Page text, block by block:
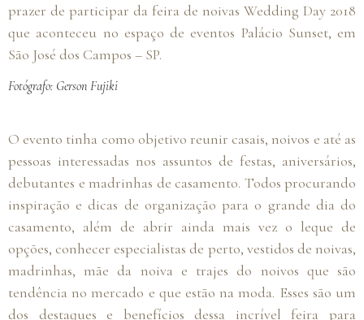
prazer de participar da feira de noivas Wedding Day 2018
que aconteceu no espaço de eventos Palácio Sunset, em
São José dos Campos – SP.
Fotógrafo: Gerson Fujiki
O evento tinha como objetivo reunir casais, noivos e até as
pessoas interessadas nos assuntos de festas, aniversários,
debutantes e madrinhas de casamento. Todos procurando
inspiração e dicas de organização para o grande dia do
casamento, além de abrir ainda mais vez o leque de
opções, conhecer especialistas de perto, vestidos de noivas,
madrinhas, mãe da noiva e trajes do noivos que são
tendência no mercado e que estão na moda. Esses são um
dos destaques e benefícios dessa incrível feira para